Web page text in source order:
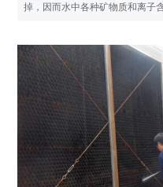
掉，因而水中各种矿物质和离子